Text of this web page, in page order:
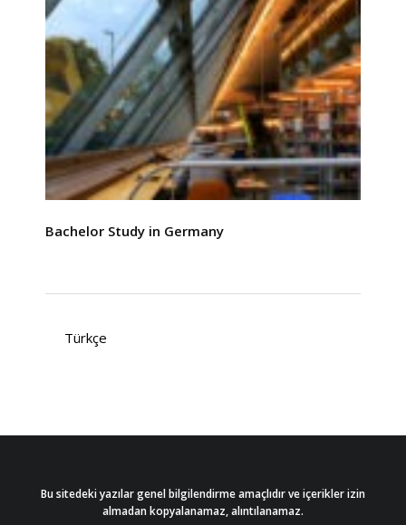
Bachelor Study in Germany
Türkçe
Bu sitedeki yazılar genel bilgilendirme amaçlıdır ve içerikler izin
almadan kopyalanamaz, alıntılanamaz.